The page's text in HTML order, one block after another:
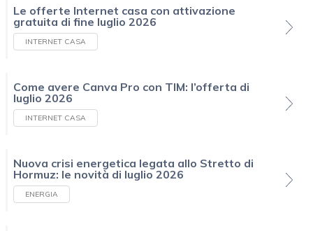
Le offerte Internet casa con attivazione
gratuita di fine luglio 2026
INTERNET CASA
Come avere Canva Pro con TIM: l’offerta di
luglio 2026
INTERNET CASA
Nuova crisi energetica legata allo Stretto di
Hormuz: le novità di luglio 2026
ENERGIA